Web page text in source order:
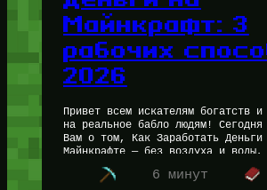
Майнкрафт: 3
рабочих
2026
Привет всем искателям богатств и
на реальное бабло людям! Сегодня
Вам о том, Как Заработать Деньги
Майнкрафте — без воздуха и воды,
проверенных мною…
6 минут